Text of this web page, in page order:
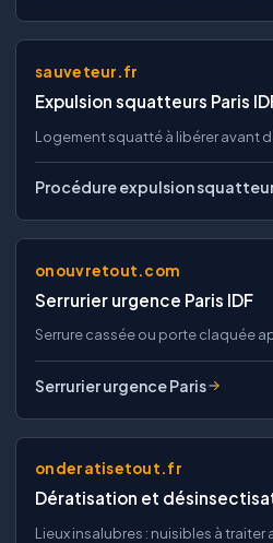
sauveteur.fr
Expulsion squatteurs Paris
Logement squatté à libérer avant
Procédure expulsion
onouvretout.com
Serrurier urgence Paris IDF
Serrure cassée ou porte claquée
Serrurier urgence Paris
onderatisetout.fr
Dératisation et
Lieux insalubres : nuisibles à traiter